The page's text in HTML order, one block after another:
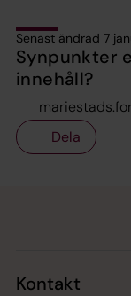
Senast ändrad 7
Synpunkter
innehåll?
Dela
Kontakt